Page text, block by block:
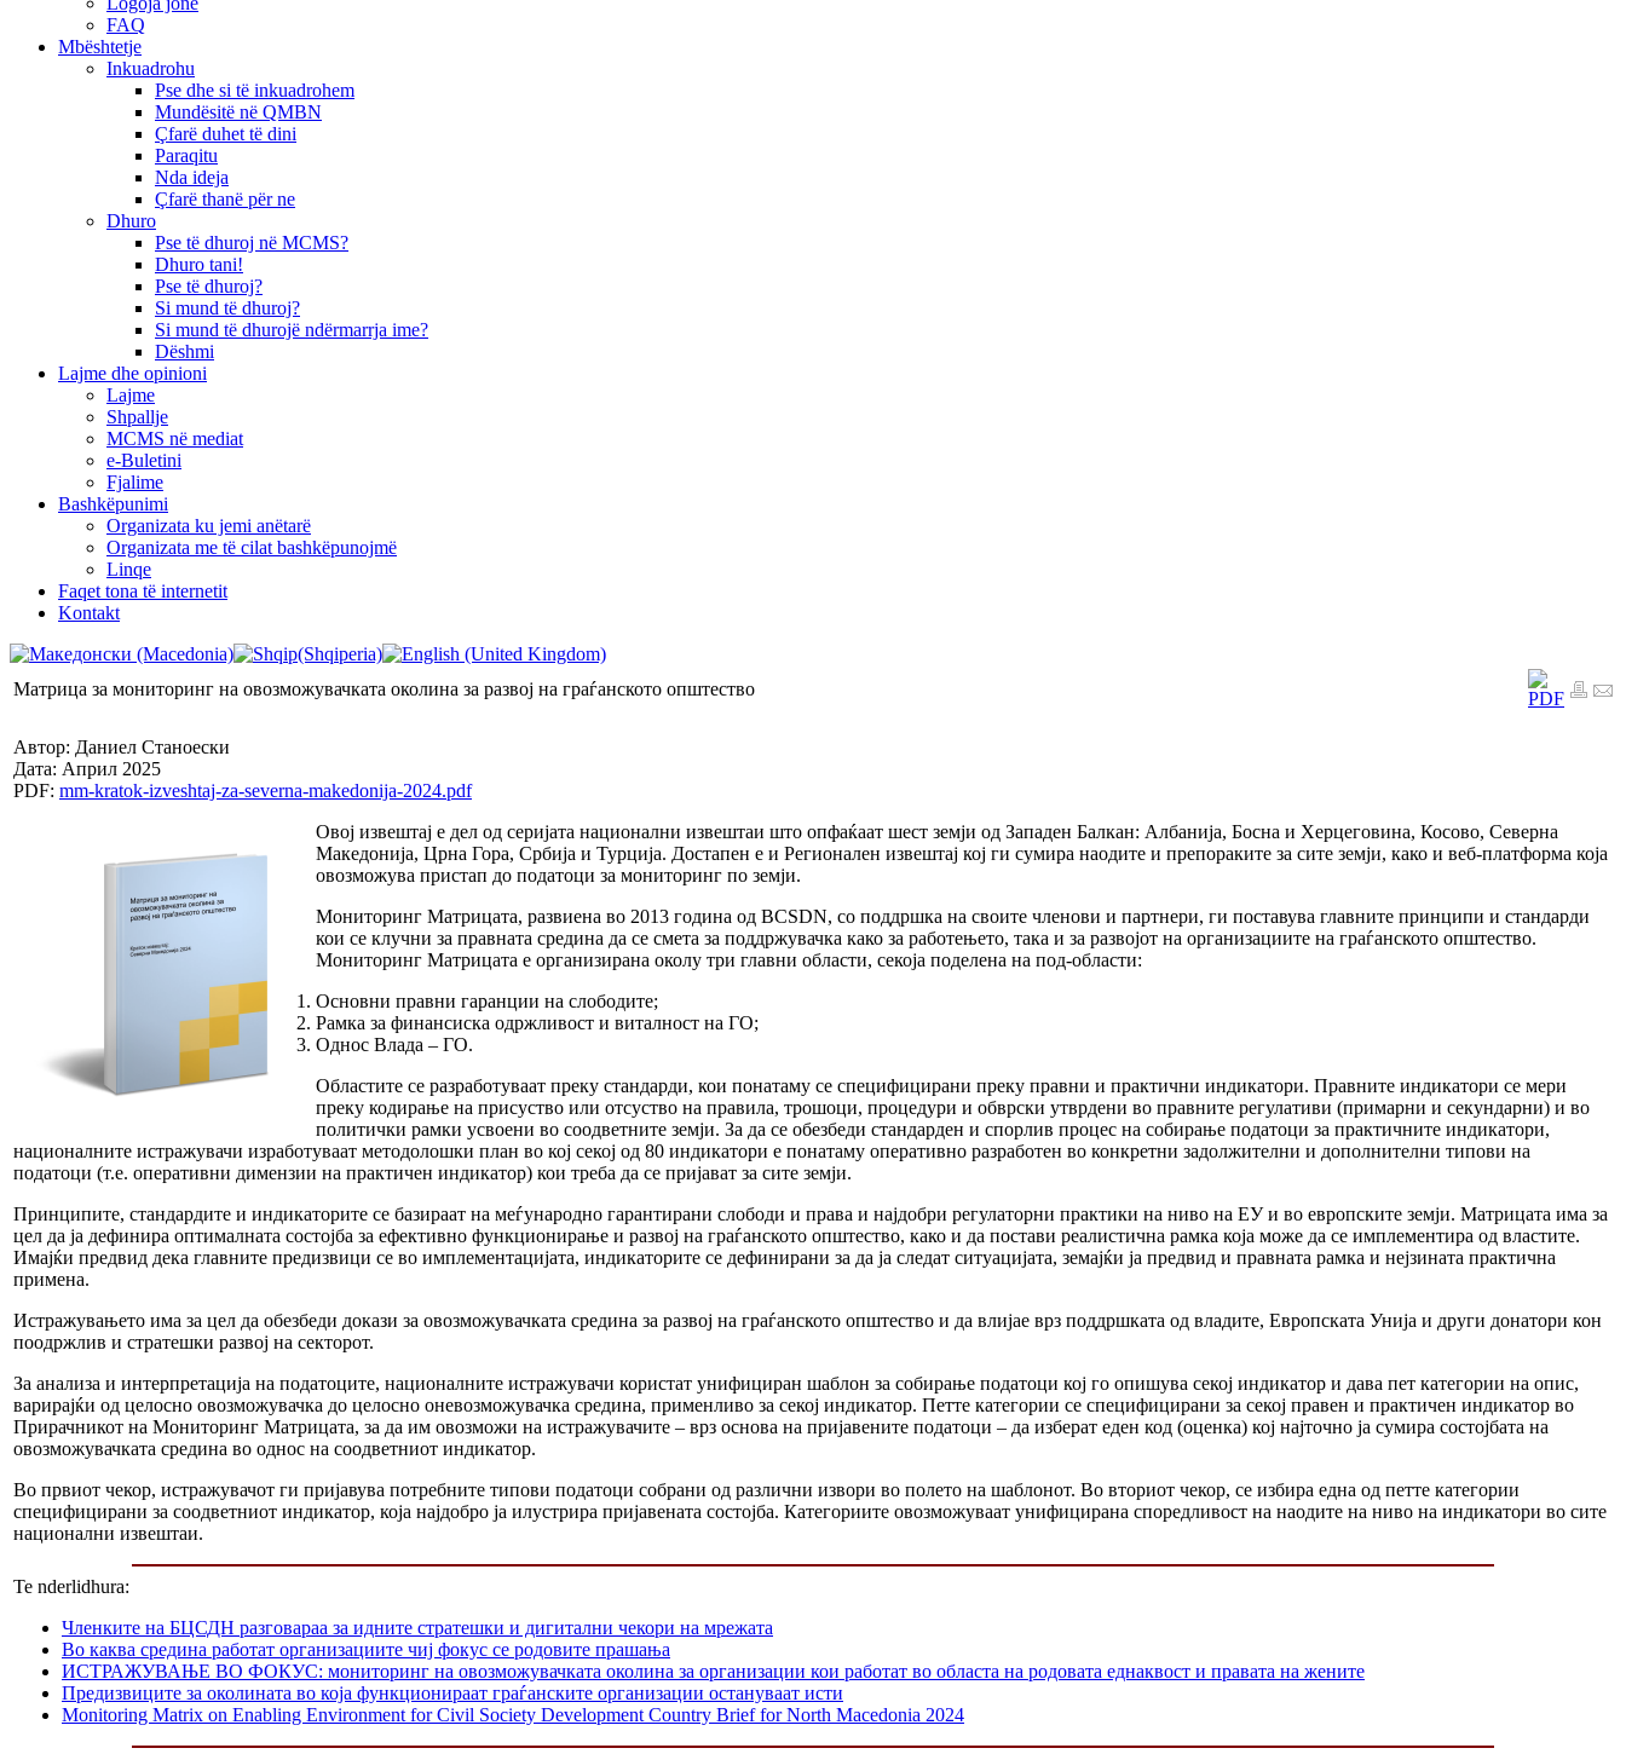
FAQ
Mbështetje
Inkuadrohu
Pse dhe si të inkuadrohem
Mundësitë në QMBN
Çfarë duhet të dini
Paraqitu
Nda ideja
Çfarë thanë për ne
Dhuro
Pse të dhuroj në MCMS?
Dhuro tani!
Pse të dhuroj?
Si mund të dhuroj?
Si mund të dhurojë ndërmarrja ime?
Dëshmi
Lajme dhe opinioni
Lajme
Shpallje
MCMS në mediat
e-Buletini
Fjalime
Bashkëpunimi
Organizata ku jemi anëtarë
Organizata me të cilat bashkëpunojmë
Linqe
Faqet tona të internetit
Kontakt
Матрица за мониторинг на овозможувачката околина за развој на граѓанското општество
Автор: Даниел Станоески
Дата: Април 2025
PDF: mm-kratok-izveshtaj-za-severna-makedonija-2024.pdf
Овој извештај е дел од серијата национални извештаи што опфаќаат шест земји од Западен Балкан: Албанија, Босна и Херцеговина, Косово, Северна
Македонија, Црна Гора, Србија и Турција. Достапен е и Регионален извештај кој ги сумира наодите и препораките за сите земји, како и веб-платформа која
овозможува пристап до податоци за мониторинг по земји.
Мониторинг Матрицата, развиена во 2013 година од BCSDN, со поддршка на своите членови и партнери, ги поставува главните принципи и стандарди
кои се клучни за правната средина да се смета за поддржувачка како за работењето, така и за развојот на организациите на граѓанското општество.
Мониторинг Матрицата е организирана околу три главни области, секоја поделена на под-области:
Основни правни гаранции на слободите;
Рамка за финансиска одржливост и виталност на ГО;
Однос Влада – ГО.
Областите се разработуваат преку стандарди, кои понатаму се специфицирани преку правни и практични индикатори. Правните индикатори се мери
преку кодирање на присуство или отсуство на правила, трошоци, процедури и обврски утврдени во правните регулативи (примарни и секундарни) и во
политички рамки усвоени во соодветните земји. За да се обезбеди стандарден и спорлив процес на собирање податоци за практичните индикатори,
националните истражувачи изработуваат методолошки план во кој секој од 80 индикатори е понатаму оперативно разработен во конкретни задолжителни и дополнителни типови на
податоци (т.е. оперативни димензии на практичен индикатор) кои треба да се пријават за сите земји.
Принципите, стандардите и индикаторите се базираат на меѓународно гарантирани слободи и права и најдобри регулаторни практики на ниво на ЕУ и во европските земји. Матрицата има за
цел да ја дефинира оптималната состојба за ефективно функционирање и развој на граѓанското општество, како и да постави реалистична рамка која може да се имплементира од властите.
Имајќи предвид дека главните предизвици се во имплементацијата, индикаторите се дефинирани за да ја следат ситуацијата, земајќи ја предвид и правната рамка и нејзината практична
примена.
Истражувањето има за цел да обезбеди докази за овозможувачката средина за развој на граѓанското општество и да влијае врз поддршката од владите, Европската Унија и други донатори кон
поодржлив и стратешки развој на секторот.
За анализа и интерпретација на податоците, националните истражувачи користат унифициран шаблон за собирање податоци кој го опишува секој индикатор и дава пет категории на опис,
варирајќи од целосно овозможувачка до целосно оневозможувачка средина, применливо за секој индикатор. Петте категории се специфицирани за секој правен и практичен индикатор во
Прирачникот на Мониторинг Матрицата, за да им овозможи на истражувачите – врз основа на пријавените податоци – да изберат еден код (оценка) кој најточно ја сумира состојбата на
овозможувачката средина во однос на соодветниот индикатор.
Во првиот чекор, истражувачот ги пријавува потребните типови податоци собрани од различни извори во полето на шаблонот. Во вториот чекор, се избира една од петте категории
специфицирани за соодветниот индикатор, која најдобро ја илустрира пријавената состојба. Категориите овозможуваат унифицирана споредливост на наодите на ниво на индикатори во сите
национални извештаи.
Te nderlidhura:
Членките на БЦСДН разговараа за идните стратешки и дигитални чекори на мрежата
Во каква средина работат организациите чиј фокус се родовите прашања
ИСТРАЖУВАЊЕ ВО ФОКУС: мониторинг на овозможувачката околина за организации кои работат во областа на родовата еднаквост и правата на жените
Предизвиците за околината во која функционираат граѓанските организации остануваат исти
Monitoring Matrix on Enabling Environment for Civil Society Development Country Brief for North Macedonia 2024